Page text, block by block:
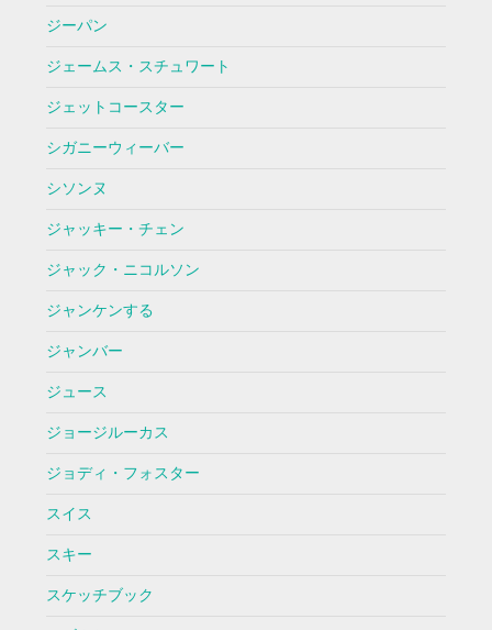
ジーパン
ジェームス・スチュワート
ジェットコースター
シガニーウィーバー
シソンヌ
ジャッキー・チェン
ジャック・ニコルソン
ジャンケンする
ジャンバー
ジュース
ジョージルーカス
ジョディ・フォスター
スイス
スキー
スケッチブック